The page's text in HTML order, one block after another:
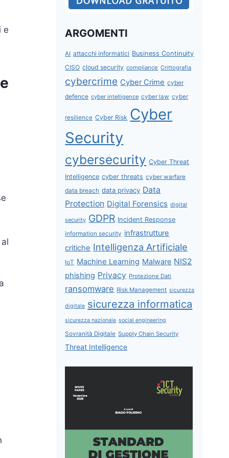
e ARGOMENTI
AI attacchi informatici Business Continuity
CISO cloud security compliance Crittografia
cybercrime Cyber Crime cyber
defence cyber intelligence cyber law cyber
resilience Cyber Risk Cyber
Security
cybersecurity Cyber Threat
Intelligence cyber threats cyber warfare
data breach data privacy Data
Protection Digital Forensics digital
security GDPR Incident Response
information security infrastrutture
critiche Intelligenza Artificiale
IoT Machine Learning Malware NIS2
phishing Privacy Protezione Dati
ransomware Risk Management sicurezza
digitale sicurezza informatica
sicurezza nazionale social engineering
Sovranità Digitale Supply Chain Security
Threat Intelligence